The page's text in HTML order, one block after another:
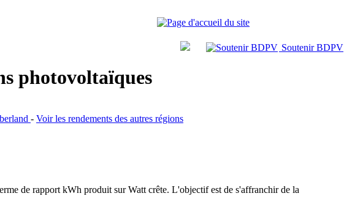
Soutenir BDPV
photovoltaïques
- Voir les rendements des autres régions
de rapport kWh produit sur Watt crête. L'objectif est de s'affranchir de la